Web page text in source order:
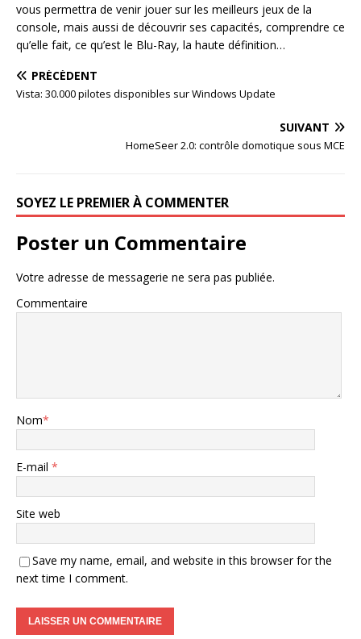
vous permettra de venir jouer sur les meilleurs jeux de la
console, mais aussi de découvrir ses capacités, comprendre ce
qu’elle fait, ce qu’est le Blu-Ray, la haute définition…
PRÉCÉDENT
Vista: 30.000 pilotes disponibles sur Windows Update
SUIVANT
HomeSeer 2.0: contrôle domotique sous MCE
SOYEZ LE PREMIER À COMMENTER
Poster un Commentaire
Votre adresse de messagerie ne sera pas publiée.
Commentaire
Nom*
E-mail *
Site web
Save my name, email, and website in this browser for the
next time I comment.